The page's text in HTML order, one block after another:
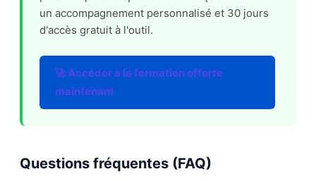
un accompagnement personnalisé et 30 jours
d'accès gratuit à l'outil.
🚀 Accéder à la formation offerte
maintenant
Questions fréquentes (FAQ)